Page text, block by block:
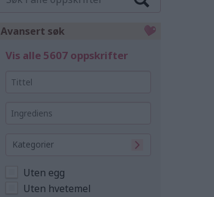
Avansert søk
Vis alle 5607 oppskrifter
Kategorier
Uten egg
Uten hvetemel